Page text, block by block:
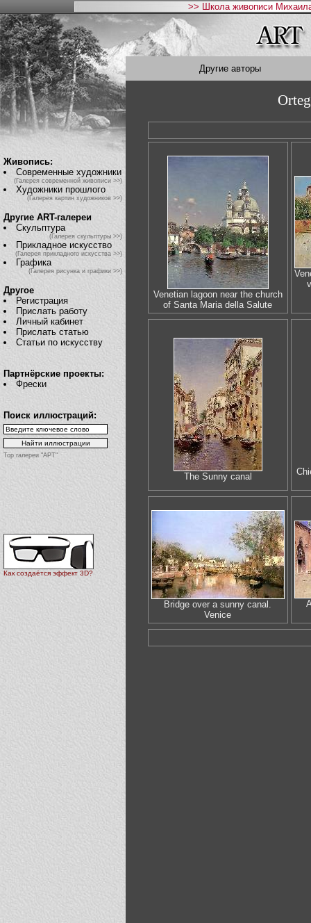
>> Школа живописи
Живопись:
Современные художники
(Галерея современной живописи >>)
Художники прошлого
(Галерея картин художников >>)
Другие ART-галереи
Скульптура
(Галерея скульптуры >>)
Прикладное искусство
(Галерея прикладного искусства >>)
Графика
(Галерея рисунка и графики >>)
Другое
Регистрация
Прислать работу
Личный кабинет
Прислать статью
Статьи по искусству
Партнёрские проекты:
Фрески
Поиск иллюстраций:
Top галереи "АРТ"
Как создаётся эффект 3D?
Другие авторы
Venetian lagoon near the church
of Santa Maria della Salute
The Sunny canal
Bridge over a sunny canal.
Venice